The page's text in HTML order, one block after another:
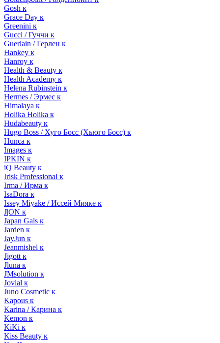
Gosh к
Grace Day к
Greenini к
Gucci / Гуччи к
Guerlain / Герлен к
Hankey к
Hanroy к
Health & Beauty к
Health Academy к
Helena Rubinstein к
Hermes / Эрмес к
Himalaya к
Holika Holika к
Hudabeauty к
Hugo Boss / Хуго Босс (Хьюго Босс) к
Hunca к
Images к
IPKIN к
iQ Beauty к
Irisk Professional к
Irma / Ирма к
IsaDora к
Issey Miyake / Иссей Мияке к
J|ON к
Japan Gals к
Jarden к
JayJun к
Jeanmishel к
Jigott к
Jluna к
JMsolution к
Jovial к
Juno Cosmetic к
Kapous к
Karina / Карина к
Kemon к
KiKi к
Kiss Beauty к